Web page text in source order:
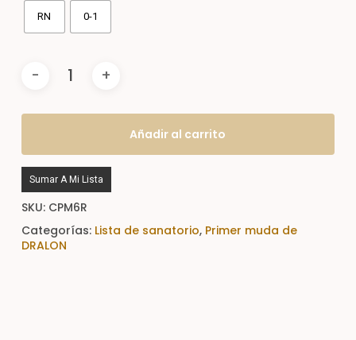
RN 0-1
Añadir al carrito
Sumar A Mi Lista
SKU: CPM6R
Categorías: Lista de sanatorio, Primer muda de
DRALON